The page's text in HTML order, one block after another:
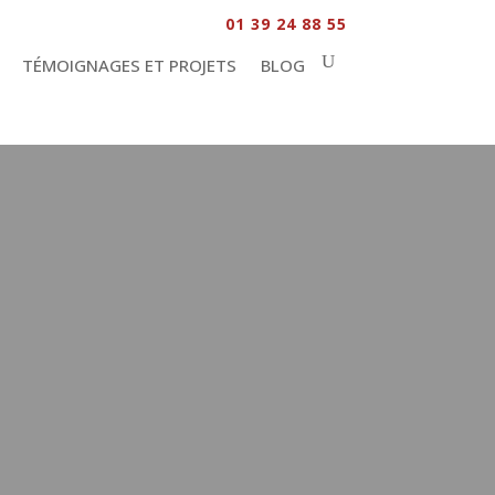
01 39 24 88 55
TÉMOIGNAGES ET PROJETS BLOG